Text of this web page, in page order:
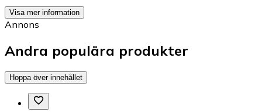
Visa mer information
Annons
Andra populära produkter
Hoppa över innehållet